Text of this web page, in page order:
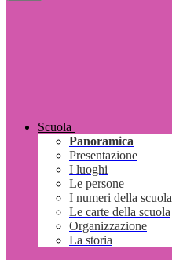
Scuola
Panoramica
Presentazione
I luoghi
Le persone
I numeri della scuola
Le carte della scuola
Organizzazione
La storia